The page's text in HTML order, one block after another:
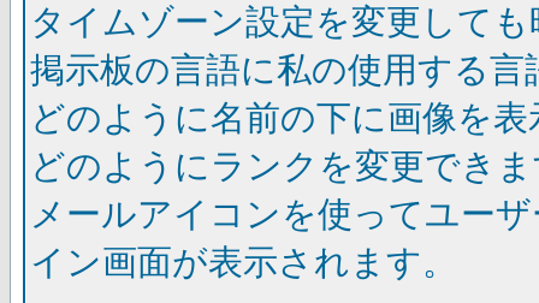
タイムゾーン設定を変更して
掲示板の言語に私の使用する
どのように名前の下に画像を
どのようにランクを変更でき
メールアイコンを使ってユー
イン画面が表示されます。